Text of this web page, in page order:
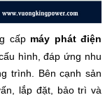
cấp máy phát điện
hình, đáp ứng nhu
trình. Bên cạnh sản
lắp đặt, bảo trì và